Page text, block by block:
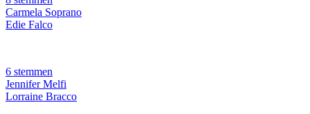
Carmela Soprano
Edie Falco
6 stemmen
Jennifer Melfi
Lorraine Bracco